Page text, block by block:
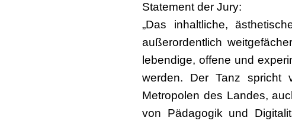
Statement der Jury:
„Das inhaltliche,
außerordentlich
lebendige, offene und
werden. Der Tanz spricht
Metropolen des Landes,
von Pädagogik und